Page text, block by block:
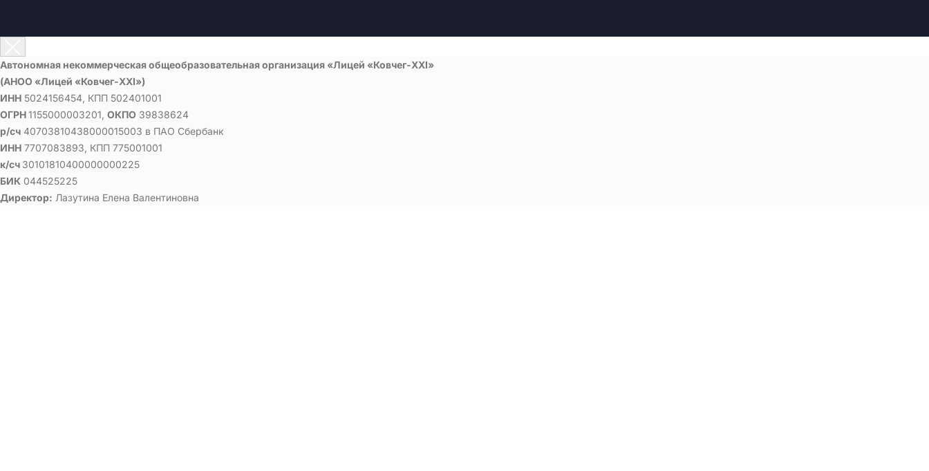
Автономная некоммерческая общеобразовательная организация «Лицей «Ковчег-ХХI»
(АНОО «Лицей «Ковчег-ХХI»)
ИНН 5024156454, КПП 502401001
ОГРН1155000003201, ОКПО 39838624
р/сч 40703810438000015003 в ПАО Сбербанк
ИНН 7707083893, КПП 775001001
к/сч 30101810400000000225
БИК 044525225
Директор: Лазутина Елена Валентиновна